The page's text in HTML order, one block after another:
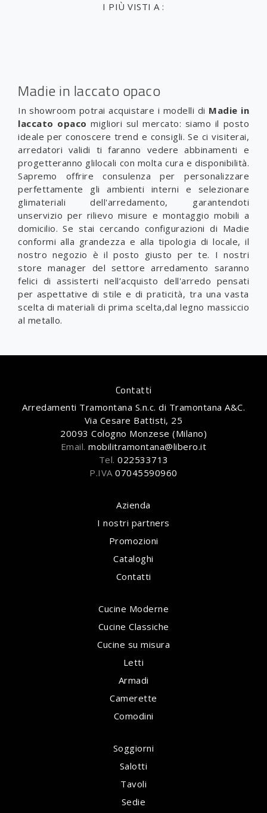
I PIÙ VISTI A :
Madie in laccato opaco
In showroom potrai acquistare i modelli di Madie in
laccato opaco migliori sul mercato: siamo il posto
ideale per conoscere trend e consigli. Se ci visiterai,
arredatori validi ti faranno vedere abbinamenti e
progetteranno glilocali con molta cura e disponibilità.
Sapremo offrire consulenza per personalizzare
perfettamente gli ambienti interni e selezionare
glimateriali dell'arredamento, garantendoti
unservizio per rilievo misure e montaggio mobili a
domicilio. Se stai cercando configurazioni di Madie
conformi alla grandezza e alla tipologia di locale, il
nostro negozio è il posto giusto per te. I nostri
store manager del settore arredamento saranno
felici di assisterti nell’acquisto dell'arredo pensati
per aspettative di stile e di praticità, tra una vasta
scelta di materiali di prima scelta,dal legno massiccio
al metallo.
Contatti
Arredamenti Tramontana S.n.c. di Tramontana A&C.
Via Cesare Battisti, 25
20093 Cologno Monzese (Milano)
Email.mobilitramontana@libero.it
Tel. 022533713
P.IVA07045590960
Azienda
I nostri partners
Promozioni
Cataloghi
Contatti
Cucine Moderne
Cucine Classiche
Cucine su misura
Letti
Armadi
Camerette
Comodini
Soggiorni
Salotti
Tavoli
Sedie